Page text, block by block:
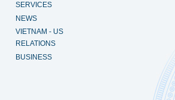
SERVICES
NEWS
VIETNAM - US
RELATIONS
BUSINESS